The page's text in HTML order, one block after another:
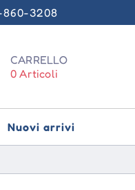
860-3208
CARRELLO
0 Articoli
Nuovi arrivi